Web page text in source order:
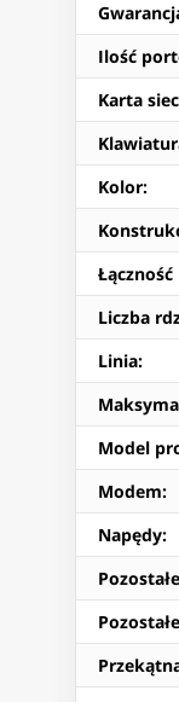
Ilość
Karta
Kolor:
Liczba
Linia:
Model
Modem:
Napędy: